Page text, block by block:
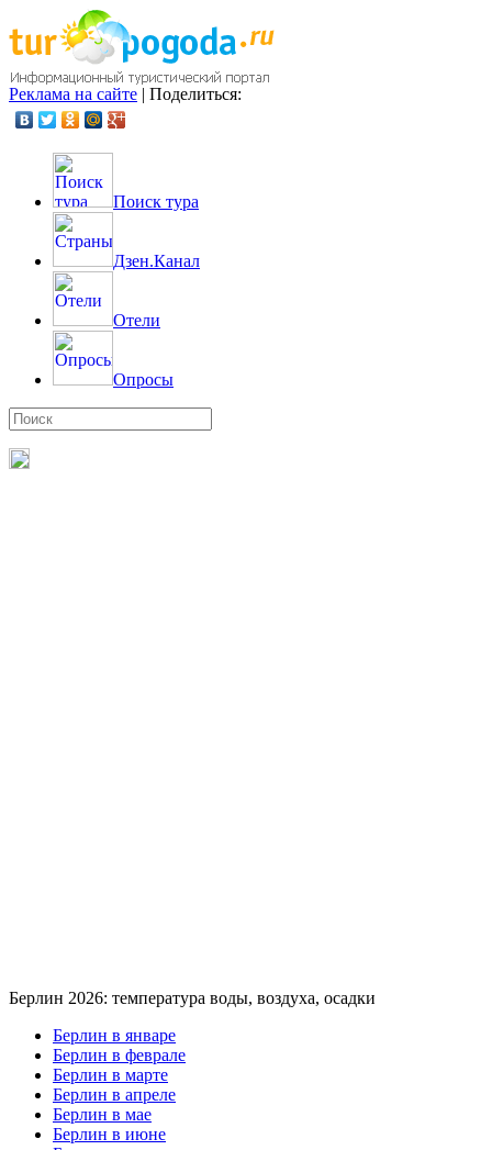
Реклама на сайте | Поделиться:
Поиск тура
Дзен.Канал
Отели
Опросы
Берлин 2026: температура воды, воздуха, осадки
Берлин в январе
Берлин в феврале
Берлин в марте
Берлин в апреле
Берлин в мае
Берлин в июне